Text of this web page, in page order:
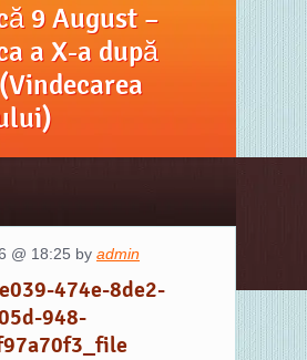
9 August –
a X-a după
@ 18:25 by admin
474e-8de2-
948-